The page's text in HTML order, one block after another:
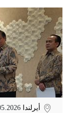
أيرلندا